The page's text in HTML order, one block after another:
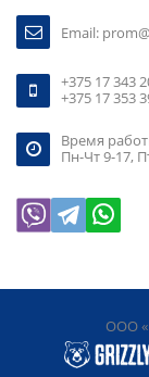
Email:
+375 17 343
+375 17 353
Время
Пн-Чт 9-17,
ООО